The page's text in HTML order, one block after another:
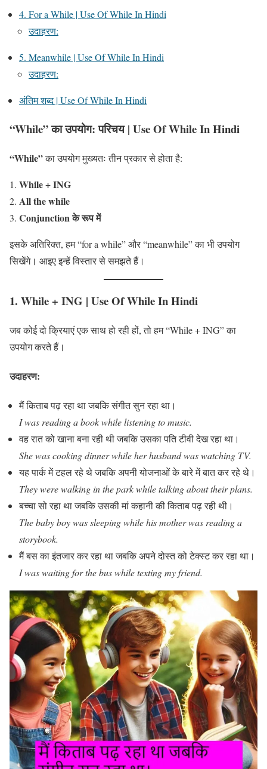
4. For a While | Use Of While In Hindi
उदाहरण:
5. Meanwhile | Use Of While In Hindi
उदाहरण:
अंतिम शब्द | Use Of While In Hindi
“While” का उपयोग: परिचय| Use Of While In Hindi
“While”का उपयोग मुख्यतः तीन प्रकार से होता है:
While + ING
All the while
Conjunction के रूप में
इसके अतिरिक्त, हम “for a while” और “meanwhile” का भी उपयोग
सिखेंगे। आइए इन्हें विस्तार से समझते हैं।
1. While + ING | Use Of While In Hindi
जब कोई दो क्रियाएं एक साथ हो रही हों, तो हम “While + ING” का
उपयोग करते हैं।
उदाहरण:
मैं किताब पढ़ रहा था जबकि संगीत सुन रहा था।
I was reading a book while listening to music.
वह रात को खाना बना रही थी जबकि उसका पति टीवी देख रहा था।
She was cooking dinner while her husband was watching TV.
यह पार्क में टहल रहे थे जबकि अपनी योजनाओं के बारे में बात कर रहे थे।
They were walking in the park while talking about their plans.
बच्चा सो रहा था जबकि उसकी मां कहानी की किताब पढ़ रही थी।
The baby boy was sleeping while his mother was reading a
storybook.
मैं बस का इंतजार कर रहा था जबकि अपने दोस्त को टेक्स्ट कर रहा था।
I was waiting for the bus while texting my friend.